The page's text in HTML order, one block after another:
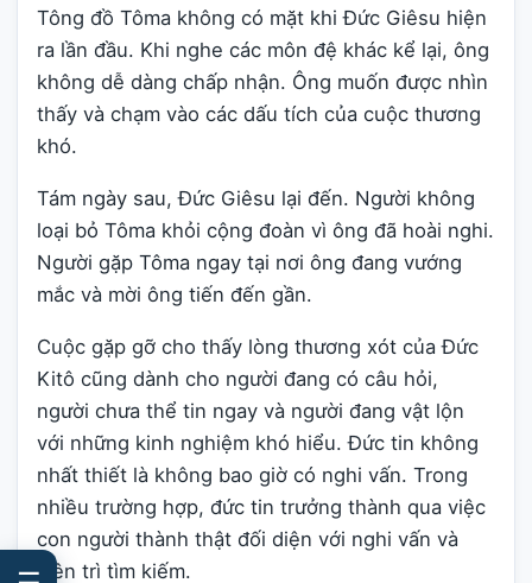
Tông đồ Tôma không có mặt khi Đức Giêsu hiện
ra lần đầu. Khi nghe các môn đệ khác kể lại, ông
không dễ dàng chấp nhận. Ông muốn được nhìn
thấy và chạm vào các dấu tích của cuộc thương
khó.
Tám ngày sau, Đức Giêsu lại đến. Người không
loại bỏ Tôma khỏi cộng đoàn vì ông đã hoài nghi.
Người gặp Tôma ngay tại nơi ông đang vướng
mắc và mời ông tiến đến gần.
Cuộc gặp gỡ cho thấy lòng thương xót của Đức
Kitô cũng dành cho người đang có câu hỏi,
người chưa thể tin ngay và người đang vật lộn
với những kinh nghiệm khó hiểu. Đức tin không
nhất thiết là không bao giờ có nghi vấn. Trong
nhiều trường hợp, đức tin trưởng thành qua việc
con người thành thật đối diện với nghi vấn và
kiên trì tìm kiếm.